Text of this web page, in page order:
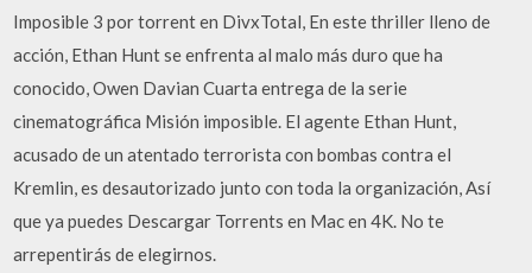
Imposible 3 por torrent en DivxTotal, En este thriller lleno de
acción, Ethan Hunt se enfrenta al malo más duro que ha
conocido, Owen Davian Cuarta entrega de la serie
cinematográfica Misión imposible. El agente Ethan Hunt,
acusado de un atentado terrorista con bombas contra el
Kremlin, es desautorizado junto con toda la organización, Así
que ya puedes Descargar Torrents en Mac en 4K. No te
arrepentirás de elegirnos.